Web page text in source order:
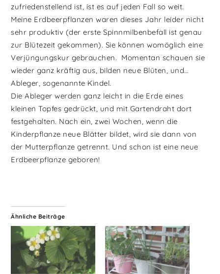
zufriedenstellend ist, ist es auf jeden Fall so weit.
Meine Erdbeerpflanzen waren dieses Jahr leider nicht
sehr produktiv (der erste Spinnmilbenbefall ist genau
zur Blütezeit gekommen). Sie können womöglich eine
Verjüngungskur gebrauchen. Momentan schauen sie
wieder ganz kräftig aus, bilden neue Blüten, und…
Ableger, sogenannte Kindel.
Die Ableger werden ganz leicht in die Erde eines
kleinen Topfes gedrückt, und mit Gartendraht dort
festgehalten. Nach ein, zwei Wochen, wenn die
Kinderpflanze neue Blätter bildet, wird sie dann von
der Mutterpflanze getrennt. Und schon ist eine neue
Erdbeerpflanze geboren!
Ähnliche Beiträge